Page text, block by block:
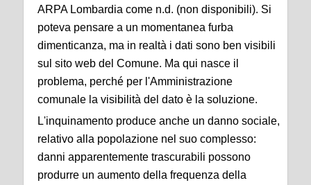
ARPA Lombardia come n.d. (non disponibili). Si
poteva pensare a un momentanea furba
dimenticanza, ma in realtà i dati sono ben visibili
sul sito web del Comune. Ma qui nasce il
problema, perché per l'Amministrazione
comunale la visibilità del dato è la soluzione.
L'inquinamento produce anche un danno sociale,
relativo alla popolazione nel suo complesso:
danni apparentemente trascurabili possono
produrre un aumento della frequenza della